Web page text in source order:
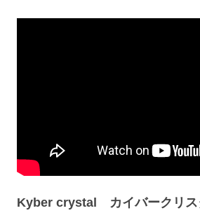
Kyber crystal カイバークリス